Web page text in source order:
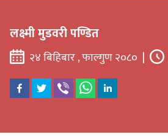
लक्ष्मी मुडवरी पण्डित
२४ बिहिबार , फाल्गुण २०८० |